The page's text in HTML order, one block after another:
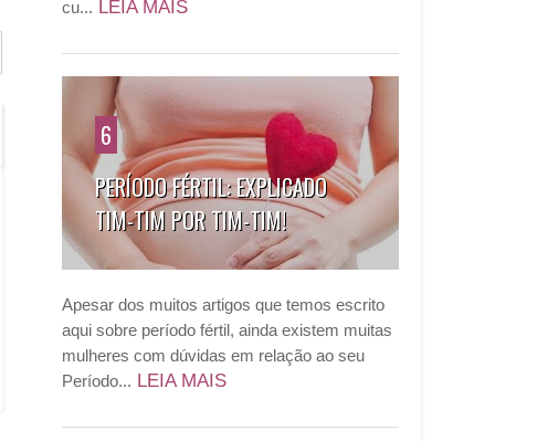
cu... LEIA MAIS
6
PERÍODO FÉRTIL: EXPLICADO
TIM-TIM POR TIM-TIM!
Apesar dos muitos artigos que temos escrito
aqui sobre período fértil, ainda existem muitas
mulheres com dúvidas em relação ao seu
Período... LEIA MAIS